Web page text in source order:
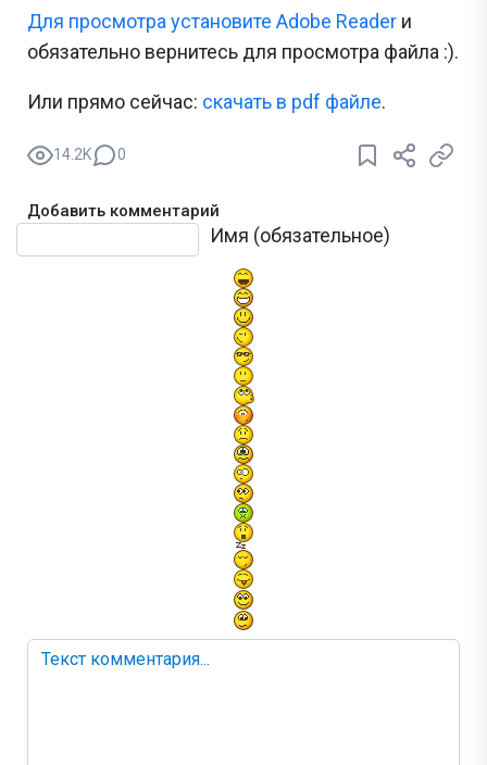
Для просмотра установите Adobe Reader и
обязательно вернитесь для просмотра файла :).
Или прямо сейчас: cкачать в pdf файле.
14.2K 0
Добавить комментарий
Имя (обязательное)